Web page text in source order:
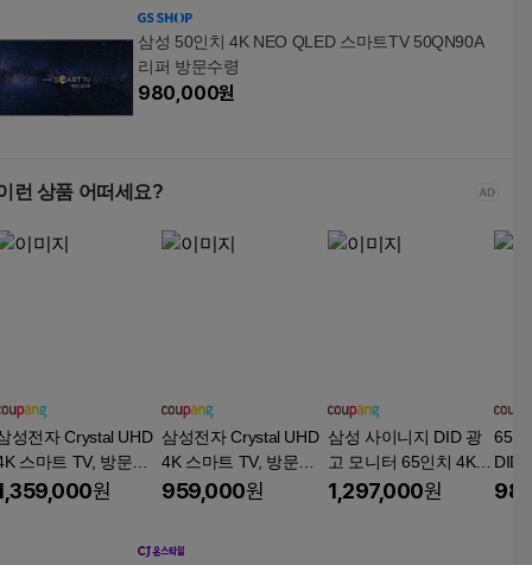
삼성 50인치 4K NEO QLED 스마트TV 50QN90A
리퍼 방문수령
980,000원
런 상품 어떠세요?
성전자 Crystal UHD
스마트 TV, 방문설
, 스탠드형, U8000F,
원
삼성전자 Crystal UHD
4K 스마트 TV, 방문설
치, 벽걸이형, U8000F,
959,000원
삼성 사이니지 DID 광
고 모니터 65인치 4K U
HD 피벗 디스플레이 L
1,297,000원
65인
DID